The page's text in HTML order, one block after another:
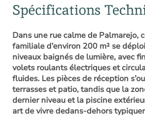
Spécifications
Dans une rue calme de Palmarejo,
familiale d’environ 200 m² se
niveaux baignés de lumière, avec
volets roulants électriques et
fluides. Les pièces de réception
terrasses et patio, tandis que la
dernier niveau et la piscine
art de vivre dedans-dehors